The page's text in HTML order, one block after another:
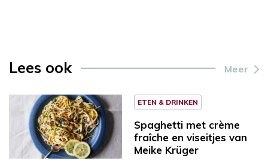
Lees ook Meer
ETEN & DRINKEN
Spaghetti met crème
fraîche en viseitjes van
Meike Krüger